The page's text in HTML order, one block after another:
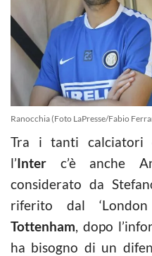
Ranocchia (Foto LaPresse/Fabio
Tra i tanti calciatori
l’Inter c’è anche
considerato da
riferito dal
Tottenham, dopo
ha bisogno di un